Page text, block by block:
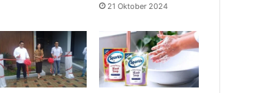
21 Oktober 2024